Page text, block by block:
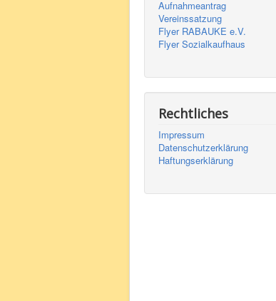
Aufnahmeantrag
Vereinssatzung
Flyer RABAUKE e.V.
Flyer Sozialkaufhaus
Rechtliches
Impressum
Datenschutzerklärung
Haftungserklärung